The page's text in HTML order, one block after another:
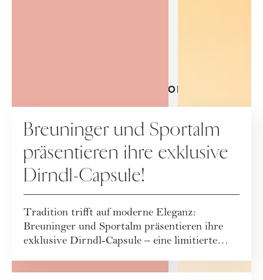
BEAUTY & FASHION
Breuninger und Sportalm
präsentieren ihre exklusive
Dirndl-Capsule!
Tradition trifft auf moderne Eleganz:
Breuninger und Sportalm präsentieren ihre
exklusive Dirndl-Capsule – eine limitierte